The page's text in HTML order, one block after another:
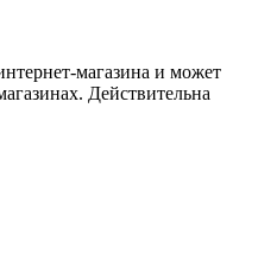
магазина и может
Действительна